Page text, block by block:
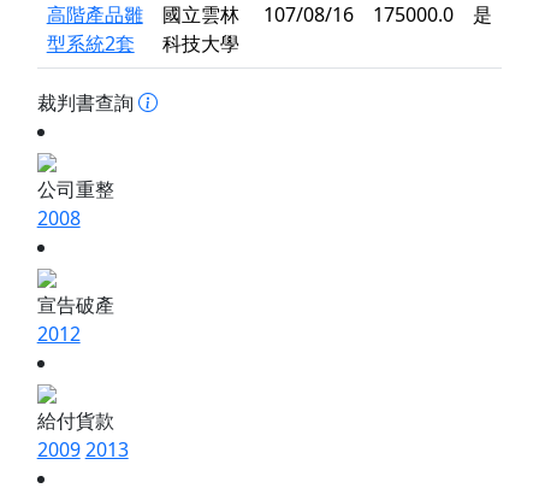
高階產品雛
型系統2套
國立雲林
科技大學
107/08/16 175000.0 是
裁判書查詢
公司重整
2008
宣告破產
2012
給付貨款
20092013